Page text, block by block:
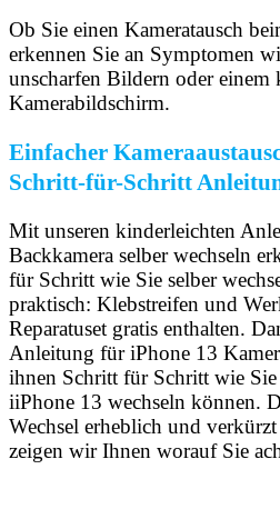
Ob Sie einen Kameratausch
erkennen Sie an Symptomen
unscharfen Bildern oder einem
Kamerabildschirm.
Einfacher
Schritt-für-Schritt
Mit unseren kinderleichten
Backkamera selber wechseln
für Schritt wie Sie selber
praktisch: Klebstreifen und
Reparatuset gratis enthalten.
Anleitung für iPhone 13
ihnen Schritt für Schritt wie
iiPhone 13 wechseln können.
Wechsel erheblich und
zeigen wir Ihnen worauf Sie